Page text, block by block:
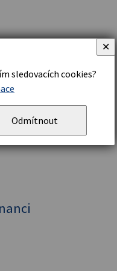
sledovacích cookies?
Odmítnout
✕